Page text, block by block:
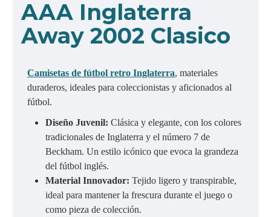
AAA Inglaterra
Away 2002 Clasico
Camisetas de fútbol retro Inglaterra, materiales
duraderos, ideales para coleccionistas y aficionados al
fútbol.
Diseño Juvenil: Clásica y elegante, con los colores
tradicionales de Inglaterra y el número 7 de
Beckham. Un estilo icónico que evoca la grandeza
del fútbol inglés.
Material Innovador: Tejido ligero y transpirable,
ideal para mantener la frescura durante el juego o
como pieza de colección.